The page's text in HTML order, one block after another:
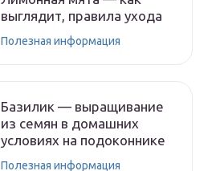
выглядит, правила ухода
Полезная информация
Базилик — выращивание
из семян в домашних
условиях на подоконнике
Полезная информация